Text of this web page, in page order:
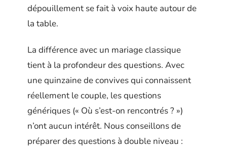
dépouillement se fait à voix haute autour de
la table.
La différence avec un mariage classique
tient à la profondeur des questions. Avec
une quinzaine de convives qui connaissent
réellement le couple, les questions
génériques (« Où s’est-on rencontrés ? »)
n’ont aucun intérêt. Nous conseillons de
préparer des questions à double niveau :